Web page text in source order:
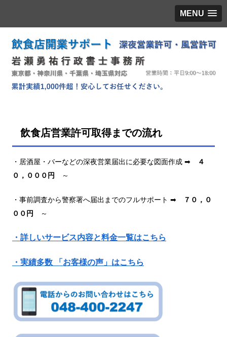
MENU
飲食店営業許可取得までの流れ
・居酒屋・バーなどの深夜営業届出に必要な図面作成 ➡
４
０，０００円
～
・事前調査から警察署へ届出までのフルサポート ➡
７０，０
００円
～
・詳しいサービス内容と料金一覧はこちら
・実績多数 「お客様の声」はこちら